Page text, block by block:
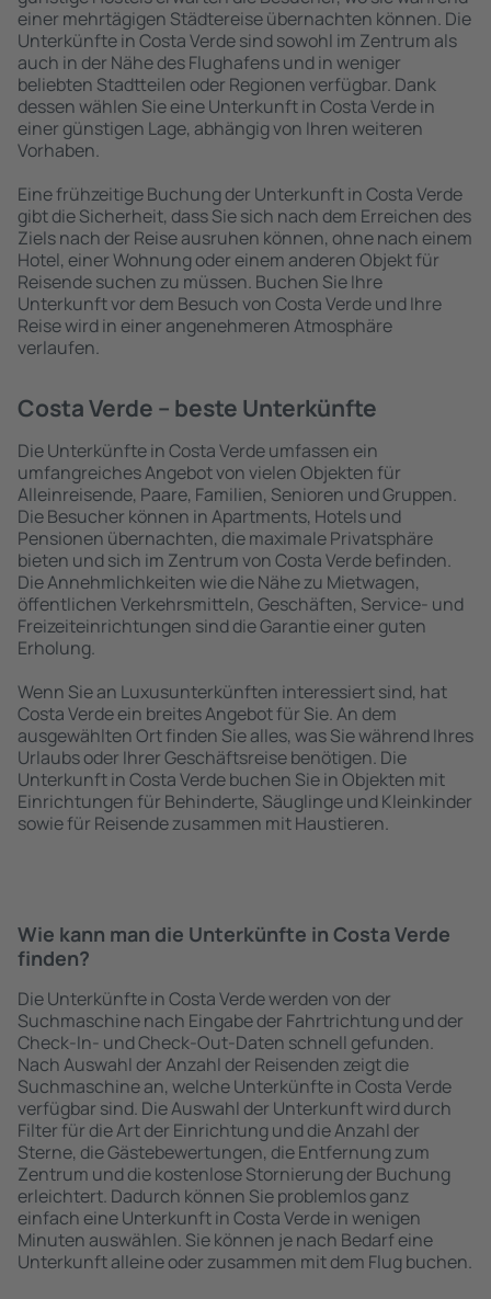
einer mehrtägigen Städtereise übernachten können. Die
Unterkünfte in Costa Verde sind sowohl im Zentrum als
auch in der Nähe des Flughafens und in weniger
beliebten Stadtteilen oder Regionen verfügbar. Dank
dessen wählen Sie eine Unterkunft in Costa Verde in
einer günstigen Lage, abhängig von Ihren weiteren
Vorhaben.
Eine frühzeitige Buchung der Unterkunft in Costa Verde
gibt die Sicherheit, dass Sie sich nach dem Erreichen des
Ziels nach der Reise ausruhen können, ohne nach einem
Hotel, einer Wohnung oder einem anderen Objekt für
Reisende suchen zu müssen. Buchen Sie Ihre
Unterkunft vor dem Besuch von Costa Verde und Ihre
Reise wird in einer angenehmeren Atmosphäre
verlaufen.
Costa Verde – beste Unterkünfte
Die Unterkünfte in Costa Verde umfassen ein
umfangreiches Angebot von vielen Objekten für
Alleinreisende, Paare, Familien, Senioren und Gruppen.
Die Besucher können in Apartments, Hotels und
Pensionen übernachten, die maximale Privatsphäre
bieten und sich im Zentrum von Costa Verde befinden.
Die Annehmlichkeiten wie die Nähe zu Mietwagen,
öffentlichen Verkehrsmitteln, Geschäften, Service- und
Freizeiteinrichtungen sind die Garantie einer guten
Erholung.
Wenn Sie an Luxusunterkünften interessiert sind, hat
Costa Verde ein breites Angebot für Sie. An dem
ausgewählten Ort finden Sie alles, was Sie während Ihres
Urlaubs oder Ihrer Geschäftsreise benötigen. Die
Unterkunft in Costa Verde buchen Sie in Objekten mit
Einrichtungen für Behinderte, Säuglinge und Kleinkinder
sowie für Reisende zusammen mit Haustieren.
Wie kann man die Unterkünfte in Costa Verde
finden?
Die Unterkünfte in Costa Verde werden von der
Suchmaschine nach Eingabe der Fahrtrichtung und der
Check-In- und Check-Out-Daten schnell gefunden.
Nach Auswahl der Anzahl der Reisenden zeigt die
Suchmaschine an, welche Unterkünfte in Costa Verde
verfügbar sind. Die Auswahl der Unterkunft wird durch
Filter für die Art der Einrichtung und die Anzahl der
Sterne, die Gästebewertungen, die Entfernung zum
Zentrum und die kostenlose Stornierung der Buchung
erleichtert. Dadurch können Sie problemlos ganz
einfach eine Unterkunft in Costa Verde in wenigen
Minuten auswählen. Sie können je nach Bedarf eine
Unterkunft alleine oder zusammen mit dem Flug buchen.